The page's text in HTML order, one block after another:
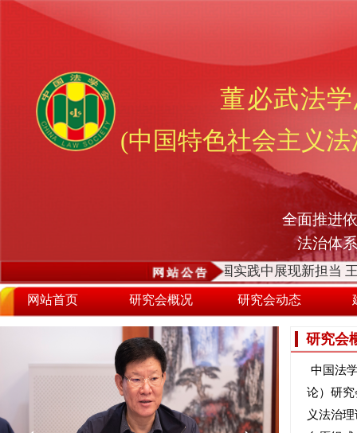
董必武法
(中国特色社会主义
全面推进
法治体
确立”的决定性意义 在全面依法治国实践中展现新担当 王
网站首页 研究会概况 研究会动态
研究会
中国法
论）研
义法治